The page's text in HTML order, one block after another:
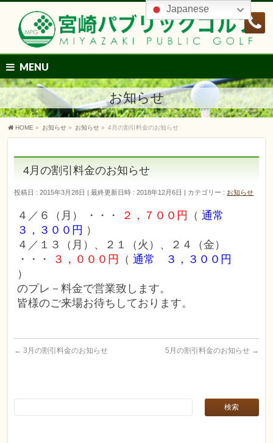
MENU
お知らせ
HOME » お知らせ » お知らせ » 4月の割引料金のお知らせ
4月の割引料金のお知らせ
投稿日 : 2015年3月28日 最終更新日時 : 2018年12月6日 カテゴリー : お知らせ
４／６（月） ・・・ ２，７００円 （通常
３，３００円 ）
４／１３（月）、２１（火）、２４（金）
・・・
３，０００円 （通常 ３，３００円
）
のプレ－料金で営業致します。
皆様のご来場お待ちしております。
← 3月の割引料金のお知らせ 5月の割引料金のお知らせ →
Japanese